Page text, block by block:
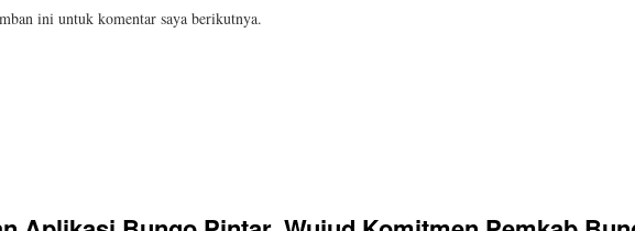
ini untuk komentar saya berikutnya.